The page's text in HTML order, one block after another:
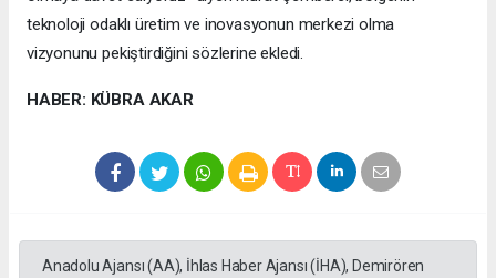
teknoloji odaklı üretim ve inovasyonun merkezi olma
vizyonunu pekiştirdiğini sözlerine ekledi.
HABER: KÜBRA AKAR
Anadolu Ajansı (AA), İhlas Haber Ajansı (İHA), Demirören